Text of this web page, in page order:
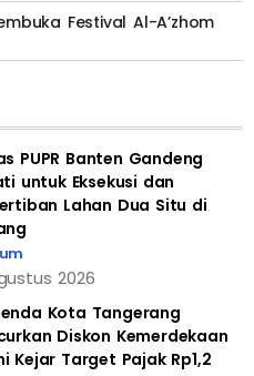
Festival Al-A’zhom
PUPR Banten Gandeng
untuk Eksekusi dan
Lahan Dua Situ di
2026
Kota Tangerang
Diskon Kemerdekaan
Kejar Target Pajak Rp1,2